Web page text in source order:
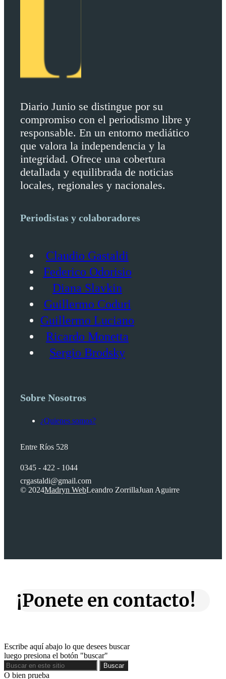
Diario Junio se distingue por su
compromiso con el periodismo libre y
responsable. En un entorno mediático
que valora la independencia y la
integridad. Ofrece una cobertura
detallada y equilibrada de noticias
locales, regionales y nacionales.
Periodistas y colaboradores
Claudio Gastaldi
Federico Odorisio
Diana Slavkin
Guillermo Coduri
Guillermo Luciano
Ricardo Monetta
Sergio Brodsky
Sobre Nosotros
¿Quienes somos?
Entre Ríos 528
0345 - 422 - 1044
crgastaldi@gmail.com
© 2024Madryn WebLeandro ZorrillaJuan Aguirre
¡Ponete en contacto!
Escribe aquí abajo lo que desees buscar
luego presiona el botón "buscar"
Buscar
Buscar
O bien prueba